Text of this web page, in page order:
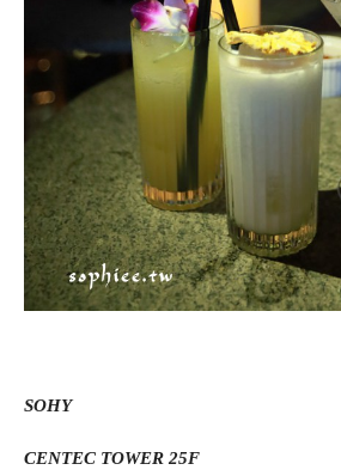
SOHY
CENTEC TOWER 25F